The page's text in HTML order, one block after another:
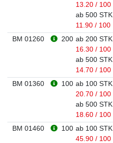
13.20 / 100
ab 500 STK
11.90 / 100
BM 01260
200 ab 200 STK
16.30 / 100
ab 500 STK
14.70 / 100
BM 01360
100 ab 100 STK
20.70 / 100
ab 500 STK
18.60 / 100
BM 01460
100 ab 100 STK
45.90 / 100